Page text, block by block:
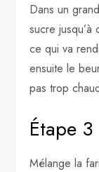
Dans un
sucre
ce qui va
ensuite le
pas trop
Étape 3
Mélange la